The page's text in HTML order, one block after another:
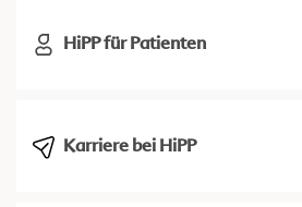
HiPP für Patienten
Karriere bei HiPP